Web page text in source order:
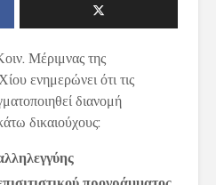
Μέριμνας της
ενημερώνει ότι τις
διανομή
δικαιούχους: